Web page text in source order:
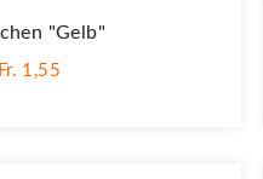
"gelb"
Fr. 1,55